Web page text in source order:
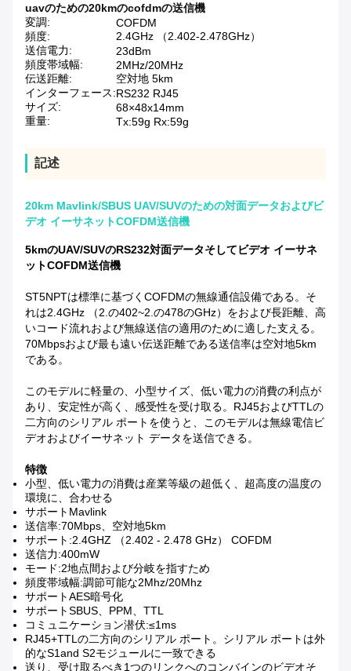
uavのための20kmのcofdmの送信機
変調:
COFDM
頻度:
2.4GHz （2.402-2.478GHz）
送信電力:
23dBm
頻度帯域幅:
2MHz/20MHz
伝送距離:
空対地 5km
インターフェース:RS232 RJ45
サイズ:
68×48x14mm
重量:
Tx:59g Rx:59g
記述
20km Mavlink/SBUS UAV/SUVのための対面データおよびビ
デオ イーサネットCOFDM送信機
5kmのUAV/SUVのRS232対面データそしてビデオ イーサネ
ットCOFDM送信機
ST5NPTは標準に基づくCOFDMの無線通信設備である。そ
れは2.4GHz （2.の402~2.の478のGHz）をおよび長距離、高
いコード流れおよび無線送信の適用のために適した支える。
70Mbpsおよび最も遠い伝送距離である送信率は空対地5km
である。
このモデルに軽量の、小型サイズ、低い電力の消費の利点が
あり、安定性が高く、感受性を受け取る。RJ45およびTTLの
二方向のシリアル ポートを使うと、このモデルは無線電信ビ
デオおよびイーサネット データを送信できる。
特徴
小型、低い電力の消費は産業等級の超低く、超高度の温度の
環境に、合わせる
サポートMavlink
送信率:70Mbps、空対地5km
サポート:2.4GHZ （2.402 - 2.478 GHz） COFDM
送信力:400mW
モード:2地点間および分岐を指すため
頻度帯域幅:調節可能な2Mhz/20Mhz
サポートAES暗号化
サポートSBUS、PPM、TTL
コミュニケーション潜伏:≤1ms
RJ45+TTLの二方向のシリアル ポート。シリアル ポートは外
的なS1and S2モジュールに一致できる
送り、受け取るべき1つのリンクへのコンバインのビデオそ